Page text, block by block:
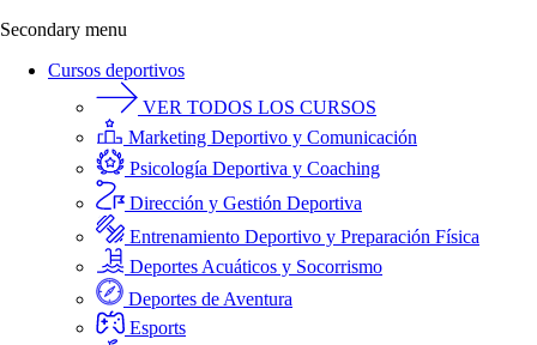
Secondary menu
Cursos deportivos
VER TODOS LOS CURSOS
Marketing Deportivo y Comunicación
Psicología Deportiva y Coaching
Dirección y Gestión Deportiva
Entrenamiento Deportivo y Preparación Física
Deportes Acuáticos y Socorrismo
Deportes de Aventura
Esports